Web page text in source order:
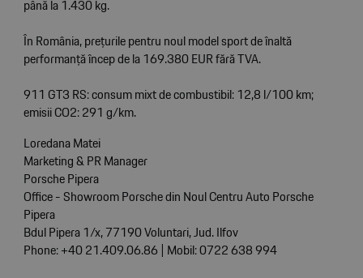
până la 1.430 kg.
În România, prețurile pentru noul model sport de înaltă
performanță încep de la 169.380 EUR fără TVA.
911 GT3 RS: consum mixt de combustibil: 12,8 l/100 km;
emisii CO2: 291 g/km.
Loredana Matei
Marketing & PR Manager
Porsche Pipera
Office - Showroom Porsche din Noul Centru Auto Porsche
Pipera
Bdul Pipera 1/x, 77190 Voluntari, Jud. Ilfov
Phone: +40 21.409.06.86 | Mobil: 0722 638 994